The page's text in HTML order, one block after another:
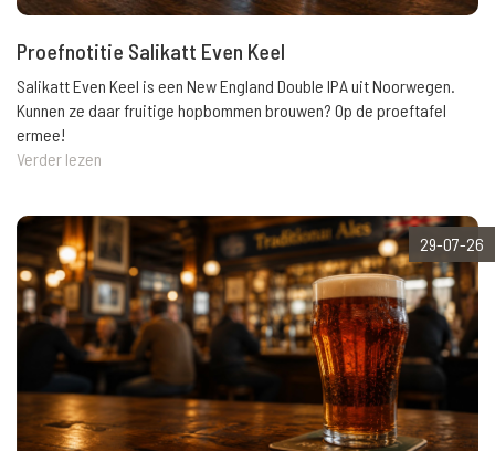
Proefnotitie Salikatt Even Keel
Salikatt Even Keel is een New England Double IPA uit Noorwegen.
Kunnen ze daar fruitige hopbommen brouwen? Op de proeftafel
ermee!
Verder lezen
29-07-26